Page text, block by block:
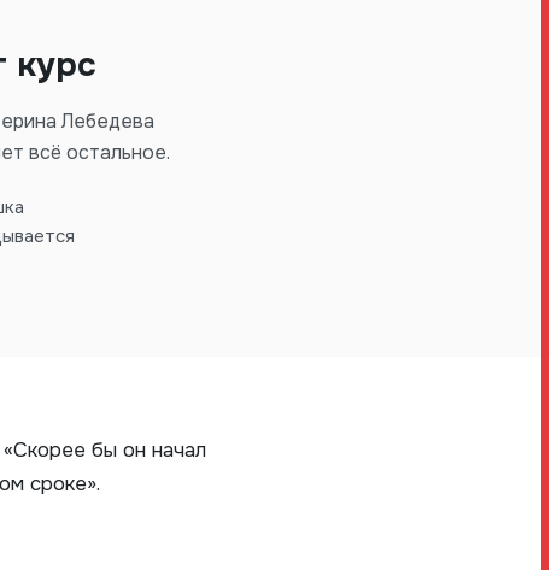
курс
Лебедева
всё остальное.
бы он начал
сроке».